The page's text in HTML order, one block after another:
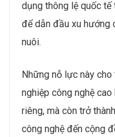
dụng thông lệ quốc
để dẫn đầu xu hướng
nuôi.
Những nỗ lực này
nghiệp công nghệ
riêng, mà còn trở
công nghệ đến cộng